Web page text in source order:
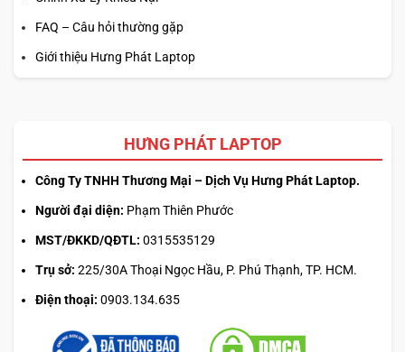
FAQ – Câu hỏi thường gặp
Giới thiệu Hưng Phát Laptop
HƯNG PHÁT LAPTOP
Công Ty TNHH Thương Mại – Dịch Vụ Hưng Phát Laptop.
Người đại diện: Phạm Thiên Phước
MST/ĐKKD/QĐTL: 0315535129
Trụ sở: 225/30A Thoại Ngọc Hầu, P. Phú Thạnh, TP. HCM.
Điện thoại: 0903.134.635